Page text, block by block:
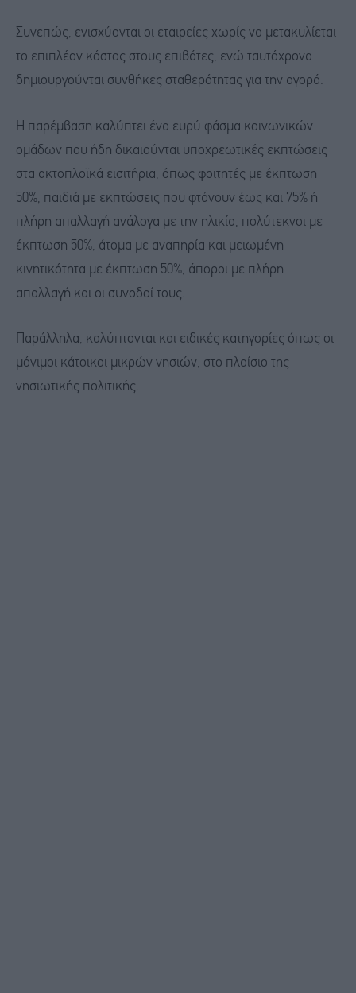
Συνεπώς, ενισχύονται οι εταιρείες χωρίς να μετακυλίεται
το επιπλέον κόστος στους επιβάτες, ενώ ταυτόχρονα
δημιουργούνται συνθήκες σταθερότητας για την αγορά.
Η παρέμβαση καλύπτει ένα ευρύ φάσμα κοινωνικών
ομάδων που ήδη δικαιούνται υποχρεωτικές εκπτώσεις
στα ακτοπλοϊκά εισιτήρια, όπως φοιτητές με έκπτωση
50%, παιδιά με εκπτώσεις που φτάνουν έως και 75% ή
πλήρη απαλλαγή ανάλογα με την ηλικία, πολύτεκνοι με
έκπτωση 50%, άτομα με αναπηρία και μειωμένη
κινητικότητα με έκπτωση 50%, άποροι με πλήρη
απαλλαγή και οι συνοδοί τους.
Παράλληλα, καλύπτονται και ειδικές κατηγορίες όπως οι
μόνιμοι κάτοικοι μικρών νησιών, στο πλαίσιο της
νησιωτικής πολιτικής.